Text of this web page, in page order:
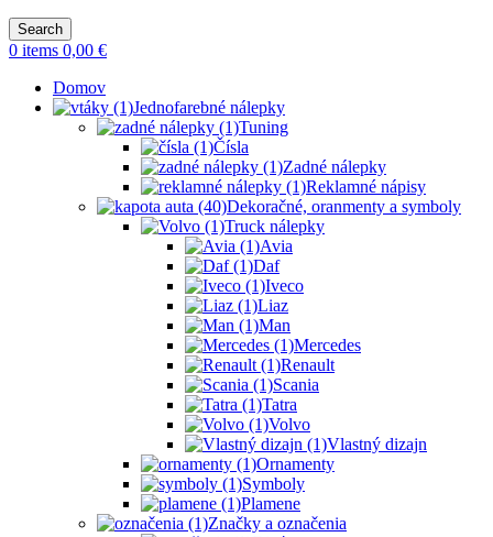
Search
0 items 0,00 €
Domov
Jednofarebné nálepky
Tuning
Čísla
Zadné nálepky
Reklamné nápisy
Dekoračné, oranmenty a symboly
Truck nálepky
Avia
Daf
Iveco
Liaz
Man
Mercedes
Renault
Scania
Tatra
Volvo
Vlastný dizajn
Ornamenty
Symboly
Plamene
Značky a označenia